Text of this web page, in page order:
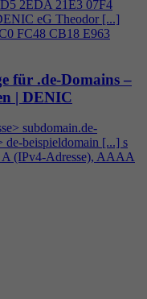
2EDA 21E3 07F4
eG Theodor [...]
FC48 CB18 E963
für .de-Domains –
| DENIC
subdomain.de-
de-beispieldomain [...] s
A (IPv4-Adresse), AAAA